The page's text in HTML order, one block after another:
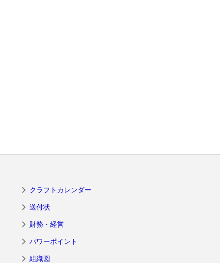
クラフトカレンダー
送付状
財務・経営
パワーポイント
組織図